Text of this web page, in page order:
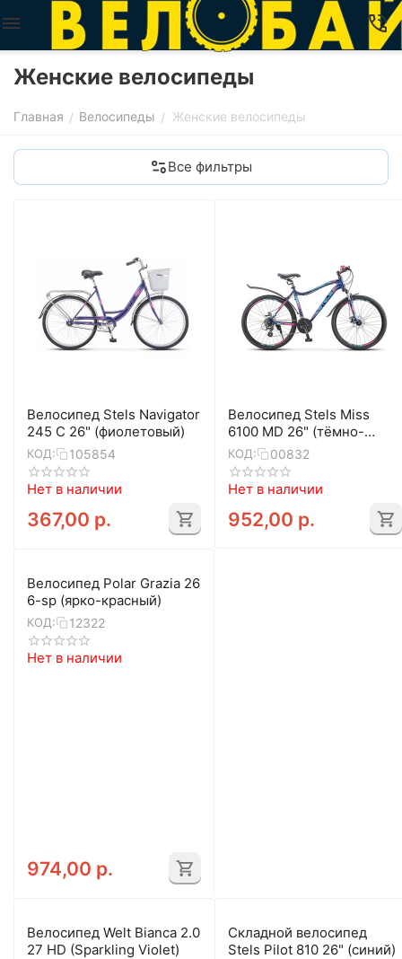
Женские велосипеды
Главная / Велосипеды / Женские велосипеды
Все фильтры
Велосипед Stels Navigator
245 C 26" (фиолетовый)
КОД: 105854
Нет в наличии
367,00 р.
Велосипед Stels Miss
6100 MD 26" (тёмно-
синий)
КОД: 00832
Нет в наличии
952,00 р.
Велосипед Polar Grazia 26
6-sp (ярко-красный)
КОД: 12322
Нет в наличии
974,00 р.
Велосипед Welt Bianca 2.0
27 HD (Sparkling Violet)
Складной велосипед
Stels Pilot 810 26" (синий)